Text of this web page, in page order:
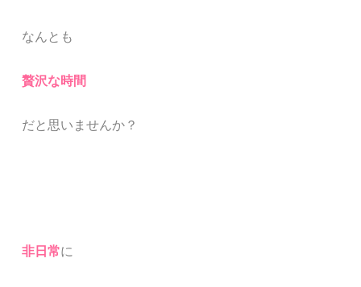
なんとも
贅沢な時間
だと思いませんか？
非日常に